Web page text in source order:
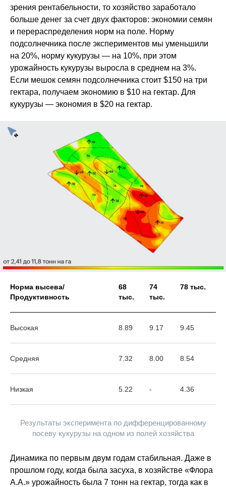
зрения рентабельности, то хозяйство заработало
больше денег за счет двух факторов: экономии семян
и перераспределения норм на поле. Норму
подсолнечника после экспериментов мы уменьшили
на 20%, норму кукурузы — на 10%, при этом
урожайность кукурузы выросла в среднем на 3%.
Если мешок семян подсолнечника стоит $150 на три
гектара, получаем экономию в $10 на гектар. Для
кукурузы — экономия в $20 на гектар.
Норма высева/
Продуктивность
68
тыс.
74
тыс.
78 тыс.
Высокая 8.89 9.17 9.45
Средняя 7.32 8.00 8.54
Низкая 5.22 - 4.36
Результаты эксперимента по дифференцированному
посеву кукурузы на одном из полей хозяйства
Динамика по первым двум годам стабильная. Даже в
прошлом году, когда была засуха, в хозяйстве «Флора
А.А.» урожайность была 7 тонн на гектар, тогда как в